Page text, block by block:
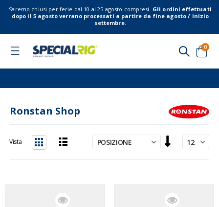
Saremo chiusi per ferie dal 10 al 25 agosto compresi. Gli ordini effettuati
dopo il 5 agosto verrano processati a partire da fine agosto / inizio
settembre.
Toggle
Cart
0
Ronstan Shop
la
direzione
Vista